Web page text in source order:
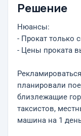
Решение
Нюансы:
- Прокат только
- Цены проката
планировали
близлежащие
таксистов,
машина на 1